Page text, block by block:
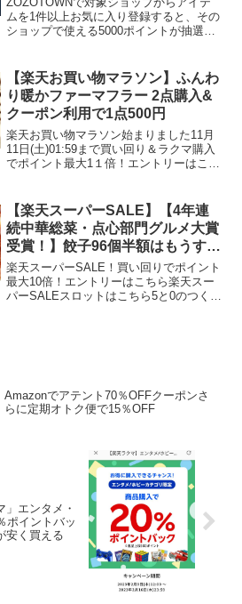
ムを1件以上お気に入り登録すると、その
ショップで使える5000ポイントが抽選で
ト（3ショップ分）が上限当選者にはメ...
【楽天お買い物マラソン】ふんわ
り暖かファーマフラー 2点購入&
クーポン利用で1点500円
楽天お買い物マラソン始まりました11月
11日(土)01:59まで買い回り＆ラクマ購入
でポイント最大1１倍！エントリーはこち
マフラー 2点購入&クーポン利用で1点
50...
【楽天スーパーSALE】【4年連
続中華総菜・点心部門グルメ大賞
受賞！】餃子96個半額はもうすぐ
終了
楽天スーパーSALE！買い回りでポイント
最大10倍！エントリーはこちら楽天スー
パーSALEスロットはこちら5と0のつく日
Amazonでアテント70％OFFクーポンさ
らに定期オトク便で15％OFF
エンタメ・
ポイントバッ
安く買える